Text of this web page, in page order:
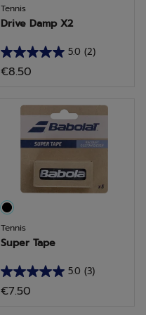
Tennis
Drive Damp X2
5.0 (2)
5.0
van
sterren.
beoordelingen
€8.50
Tennis
Super Tape
5.0 (3)
5.0
van
€7.50